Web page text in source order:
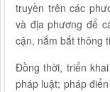
truyền trên các
và địa phương để
cận, nắm bắt thông
Đồng thời, triển
pháp luật; pháp